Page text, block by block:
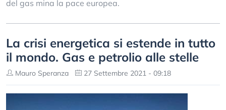
del gas mina la pace europea.
La crisi energetica si estende in tutto
il mondo. Gas e petrolio alle stelle
Mauro Speranza 27 Settembre 2021 - 09:18